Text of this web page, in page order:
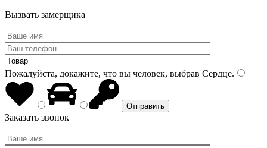
Вызвать замерщика
Пожалуйста, докажите, что вы человек, выбрав Сердце.
Заказать звонок